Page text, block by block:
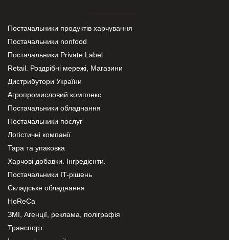
Постачальники продуктів харчування
Постачальники nonfood
Постачальники Private Label
Retail. Роздрібні мережі, Магазини
Дистрибутори України
Агропромисловий комплекс
Постачальники обладнання
Постачальники послуг
Логістичні компанії
Тара та упаковка
Харчові добавки. Інгредієнти.
Постачальники IT-рішень
Складське обладнання
HoReCa
ЗМІ, Агенції, реклама, поліграфія
Транспорт